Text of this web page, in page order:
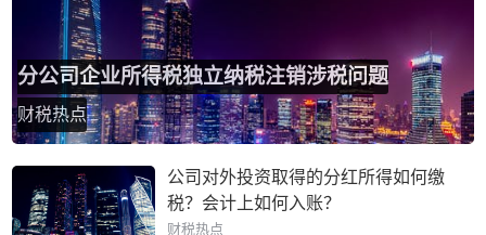
分公司企业所得税独立纳税注销涉税问题
财税热点
公司对外投资取得的分红所得如何缴
税？会计上如何入账？
财税热点